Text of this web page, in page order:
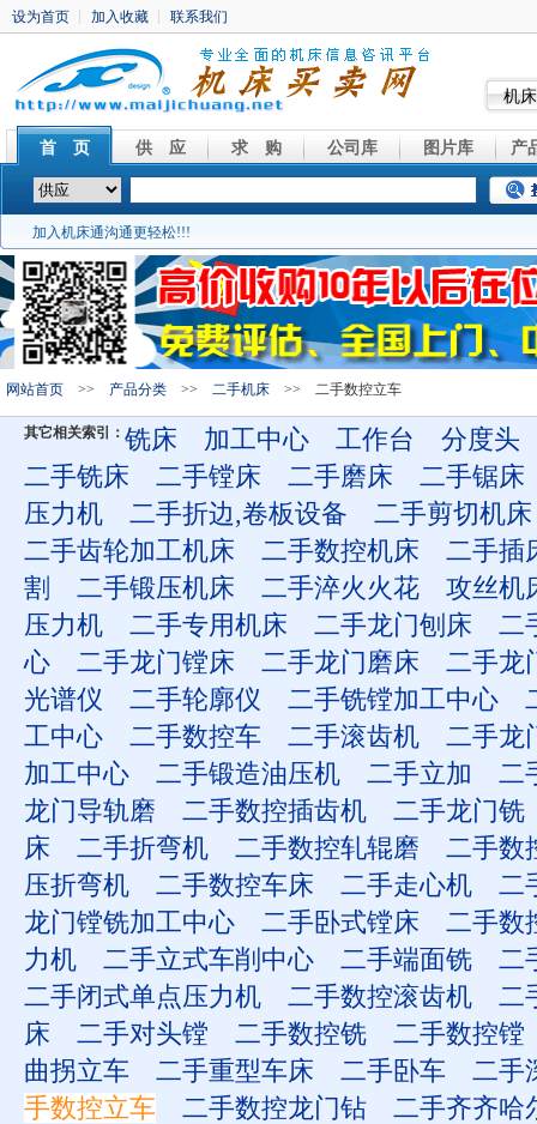
机
首 页 供 应 求 购 公司库 图片库 产
加入机床通沟通更轻松!!!
网站首页 >> 产品分类 >> 二手机床 >> 二手数控立车
其它相关索引： 铣床 加工中心 工作台
分度头
二手铣床
二手镗床 二手磨床
二手锯床
压力机
二手折边,卷板设备
二手剪切机床
二手齿轮加工机床
二手数控机床
二手插
割
二手锻压机床 二手淬火火花
攻丝机
压力机
二手专用机床 二手龙门刨床
二
心
二手龙门镗床 二手龙门磨床
二手龙
光谱仪
二手轮廓仪 二手铣镗加工中心
工中心
二手数控车 二手滚齿机
二手龙
加工中心
二手锻造油压机 二手立加
二
龙门导轨磨
二手数控插齿机
二手龙门铣
床
二手折弯机 二手数控轧辊磨
二手数
压折弯机
二手数控车床 二手走心机
二
龙门镗铣加工中心
二手卧式镗床
二手数
力机
二手立式车削中心 二手端面铣
二
二手闭式单点压力机
二手数控滚齿机
二
床
二手对头镗 二手数控铣
二手数控镗
曲拐立车
二手重型车床 二手卧车
二手
手数控立车
二手数控龙门钻
二手齐齐哈